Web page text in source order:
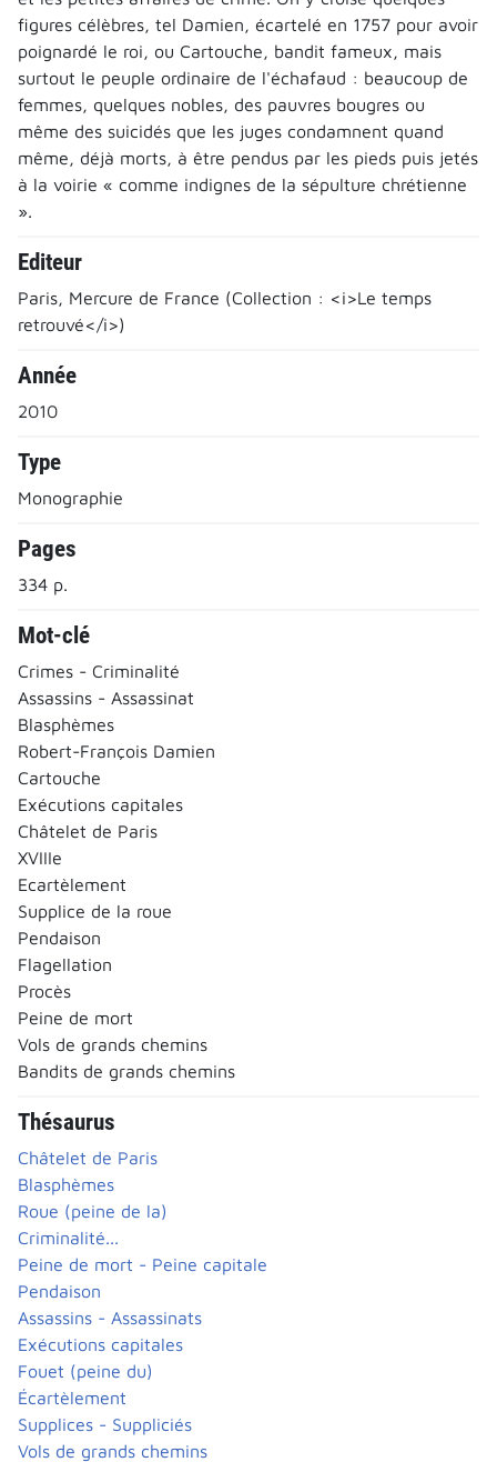
figures célèbres, tel Damien, écartelé en 1757 pour avoir
poignardé le roi, ou Cartouche, bandit fameux, mais
surtout le peuple ordinaire de l'échafaud : beaucoup de
femmes, quelques nobles, des pauvres bougres ou
même des suicidés que les juges condamnent quand
même, déjà morts, à être pendus par les pieds puis jetés
à la voirie « comme indignes de la sépulture chrétienne
».
Editeur
Paris, Mercure de France (Collection : <i>Le temps
retrouvé</i>)
Année
2010
Type
Monographie
Pages
334 p.
Mot-clé
Crimes - Criminalité
Assassins - Assassinat
Blasphèmes
Robert-François Damien
Cartouche
Exécutions capitales
Châtelet de Paris
XVIIIe
Ecartèlement
Supplice de la roue
Pendaison
Flagellation
Procès
Peine de mort
Vols de grands chemins
Bandits de grands chemins
Thésaurus
Châtelet de Paris
Blasphèmes
Roue (peine de la)
Criminalité...
Peine de mort - Peine capitale
Pendaison
Assassins - Assassinats
Exécutions capitales
Fouet (peine du)
Écartèlement
Supplices - Suppliciés
Vols de grands chemins